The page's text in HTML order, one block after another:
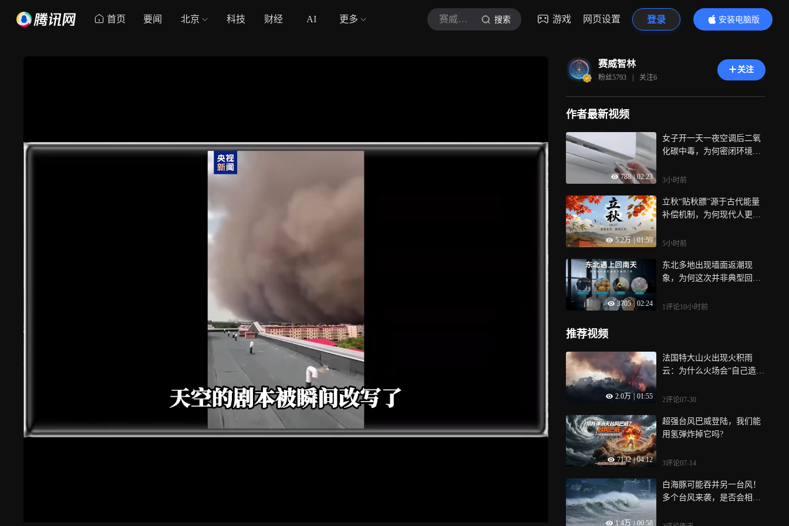
首页 要闻 北京 科技 财经 AI 更多 赛威智林 搜索 游戏 网页设置 登录
安装电脑版
内容更精彩
赛威智林
粉丝5793 | 关注6
关注
作者最新视频
788 | 02:23
女子开一天一夜空调后二氧
化碳中毒，为何密闭环境比
3小时前
5.2万 01:59
立秋“贴秋膘”源于古代能量
补偿机制，为何现代人更该
5小时前
3705 | 02:24
东北多地出现墙面返潮现
象，为何这次并非典型回南
1评论10小时前
推荐视频
2.0万 | 01:55
法国特大山火出现火积雨
云：为什么火场会“自己造天
2评论07-30
7132 | 04:12
超强台风巴威登陆，我们能
用氢弹炸掉它吗?
3评论07-14
1.4万 | 00:58
白海豚可能吞并另一台风！
多个台风来袭，是否会相互